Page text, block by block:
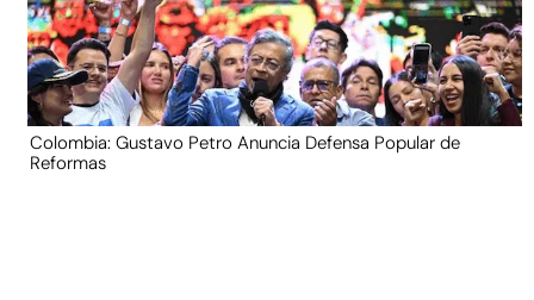
Colombia: Gustavo Petro Anuncia Defensa Popular de
Reformas